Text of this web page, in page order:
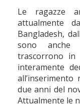
Le ragazze
attualmente
Bangladesh,
sono anche
trascorrono
interamente
due anni del
Attualmente le